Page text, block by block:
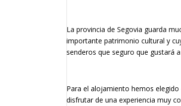
La provincia de Segovia guarda
importante patrimonio cultural y
senderos que seguro que gustará
Para el alojamiento hemos
disfrutar de una experiencia muy